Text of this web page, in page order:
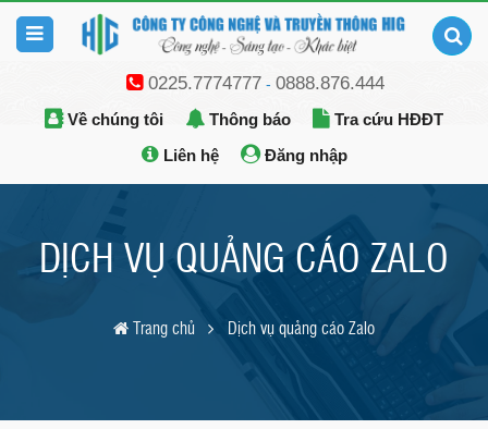
0225.7774777- 0888.876.444
Về chúng tôi Thông báo
Tra cứu HĐĐT
Liên hệ
Đăng nhập
DỊCH VỤ QUẢNG CÁO ZALO
Trang chủ Dịch vụ quảng cáo Zalo